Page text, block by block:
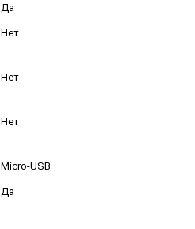
Да
Нет
Нет
Нет
Micro-USB
Да